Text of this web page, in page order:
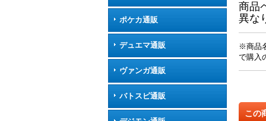
ポケカ通販
デュエマ通販
ヴァンガ通販
バトスピ通販
商品
異な
※商品
で購入
この